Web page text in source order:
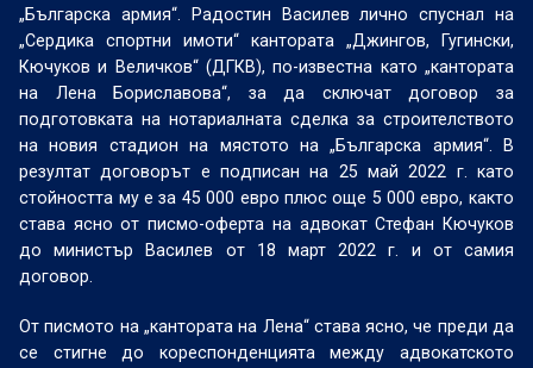
„Българска армия“. Радостин Василев лично спуснал на
„Сердика спортни имоти“ кантората „Джингов, Гугински,
Кючуков и Величков“ (ДГКВ), по-известна като „кантората
на Лена Бориславова“, за да сключат договор за
подготовката на нотариалната сделка за строителството
на новия стадион на мястото на „Българска армия“. В
резултат договорът е подписан на 25 май 2022 г. като
стойността му е за 45 000 евро плюс още 5 000 евро, както
става ясно от писмо-оферта на адвокат Стефан Кючуков
до министър Василев от 18 март 2022 г. и от самия
договор.
От писмото на „кантората на Лена“ става ясно, че преди да
се стигне до кореспонденцията между адвокатското